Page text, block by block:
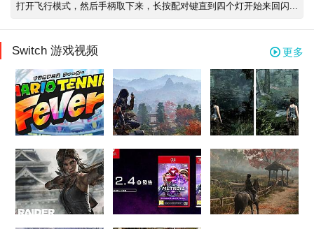
打开飞行模式，然后手柄取下来，长按配对键直到四个灯开始来回闪...
Switch 游戏视频 更多